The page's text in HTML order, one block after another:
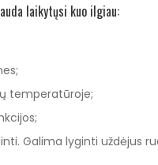
laikytųsi kuo ilgiau:
temperatūroje;
Galima lyginti uždėjus